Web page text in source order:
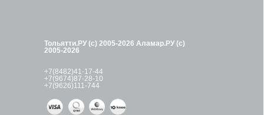
Тольятти.РУ (с) 2005-2026 Аламар.РУ (с)
2005-2026
+7(8482)41-17-44
+7(9674)87-28-10
+7(9626)111-744